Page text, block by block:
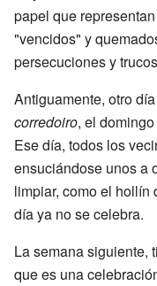
papel que
"vencidos" y
persecuciones y
Antiguamente, otro
corredoiro, el
Ese día, todos los
ensuciándose unos a
limpiar, como el hollín
día ya no se celebra.
La semana siguiente,
que es una